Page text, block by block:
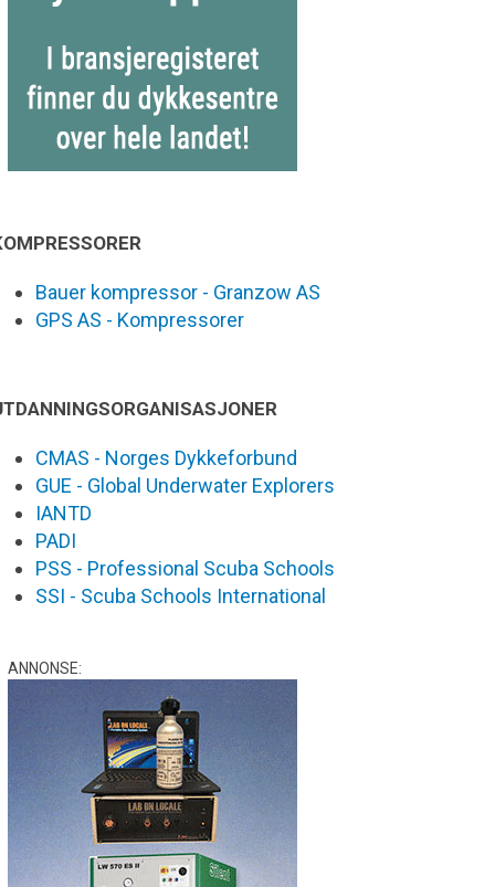
Bauer kompressor - Granzow AS
GPS AS - Kompressorer
CMAS - Norges Dykkeforbund
GUE - Global Underwater Explorers
IANTD
PADI
PSS - Professional Scuba Schools
SSI - Scuba Schools International
ANNONSE: